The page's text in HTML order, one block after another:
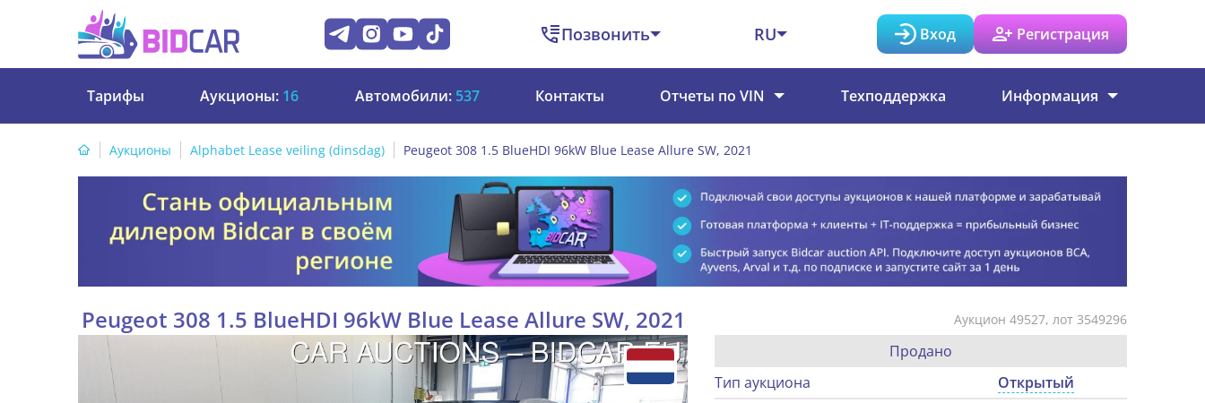
Позвонить RU Вход Регистрация
Тарифы Аукционы: 16 Автомобили: 537 Контакты Отчеты по VIN Техподдержка Информация
Аукционы Alphabet Lease veiling (dinsdag) Peugeot 308 1.5 BlueHDI 96kW Blue Lease Allure SW, 2021
Аукцион 49527, лот 3549296
Peugeot 308 1.5 BlueHDI 96kW Blue Lease Allure SW, 2021
Продано
Тип аукциона
Открытый